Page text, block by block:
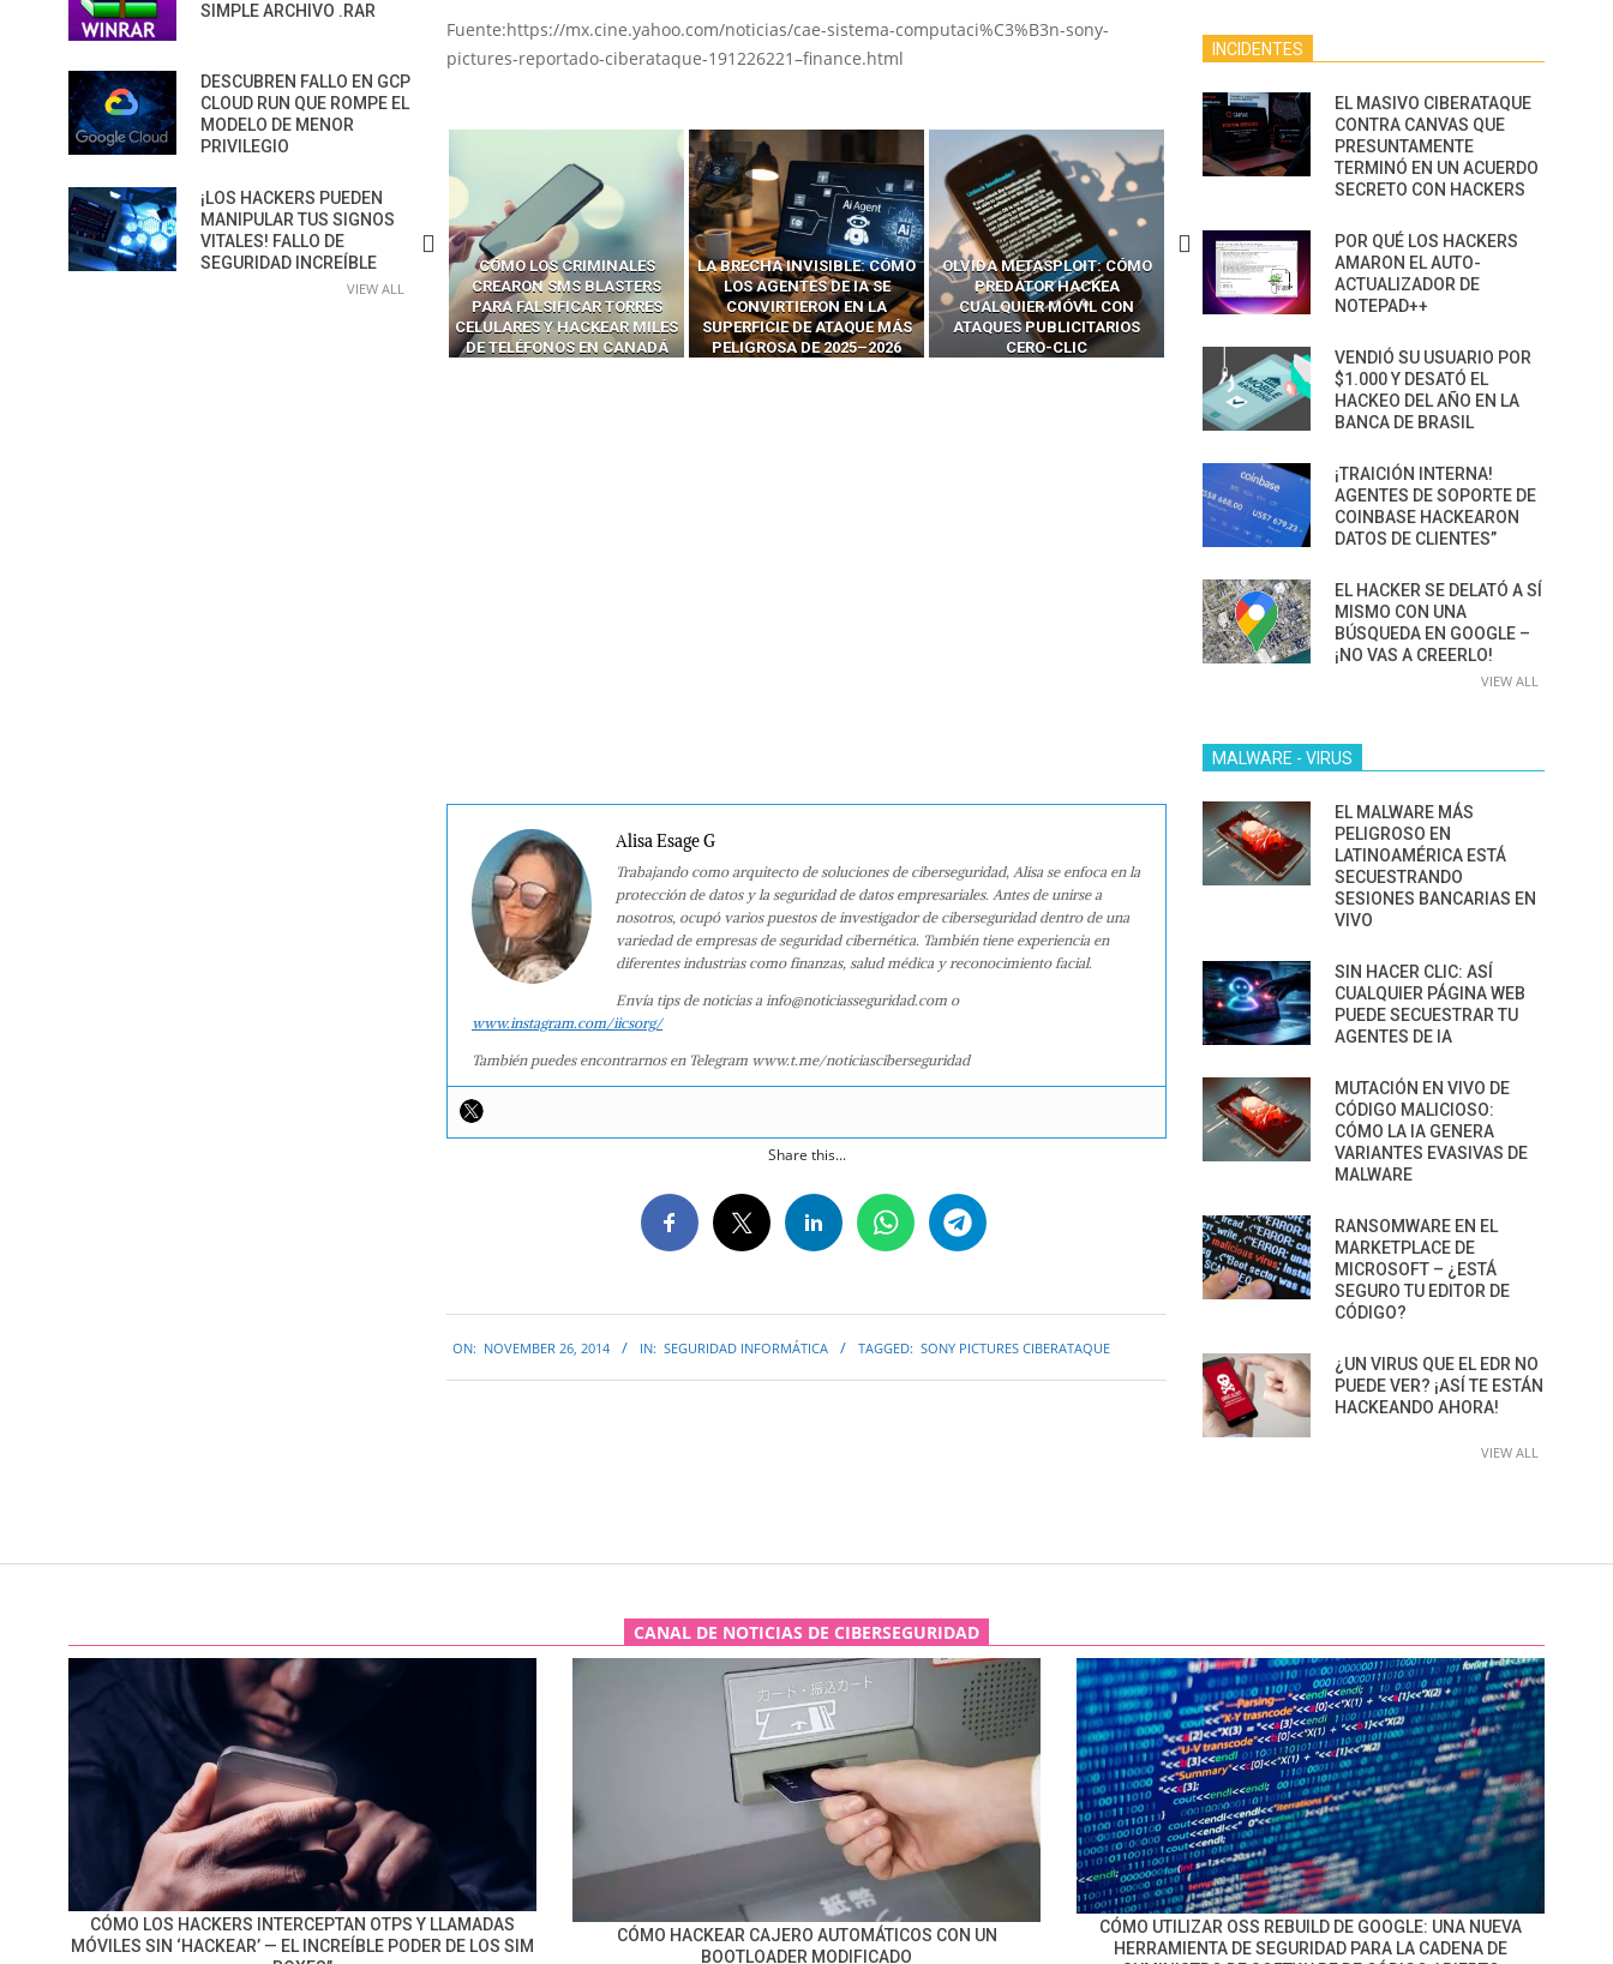
Fuente:https://mx.cine.yahoo.com/noticias/cae-sistema-computaci%C3%B3n-sony-
pictures-reportado-ciberataque-191226221–finance.html
CÓMO LOS HACKERS
CÓMO LAVAR EL CEREBRO A
LOS NAVEGADORES CON IA
CÓMO LOS CRIMINALES
CREARON SMS BLASTERS
PARA FALSIFICAR TORRES
CELULARES Y HACKEAR MILES
DE TELÉFONOS EN CANADÁ
LA BRECHA INVISIBLE: CÓMO
LOS AGENTES DE IA SE
CONVIRTIERON EN LA
SUPERFICIE DE ATAQUE MÁS
PELIGROSA DE 2025–2026
OLVIDA METASPLOIT: CÓMO
PREDATOR HACKEA
CUALQUIER MÓVIL CON
ATAQUES PUBLICITARIOS
CERO-CLIC
CÓMO LOS HACKERS
INTERCEPTAN OTPS Y
LLAMADAS MÓVILES SIN
PODER DE LOS SIM BOXES”
13 TÉCNICAS
RIDÍCULAMENTE
PARA HACKEAR Y
AGÉNTICA
Alisa Esage G
Trabajando como arquitecto de soluciones de ciberseguridad, Alisa se enfoca en la
protección de datos y la seguridad de datos empresariales. Antes de unirse a
nosotros, ocupó varios puestos de investigador de ciberseguridad dentro de una
variedad de empresas de seguridad cibernética. También tiene experiencia en
diferentes industrias como finanzas, salud médica y reconocimiento facial.
Envía tips de noticias a info@noticiasseguridad.com o
www.instagram.com/iicsorg/
También puedes encontrarnos en Telegram www.t.me/noticiasciberseguridad
Share this...
11-
26
ON: NOVEMBER 26, 2014 IN: SEGURIDAD INFORMÁTICA TAGGED: SONY PICTURES CIBERATAQUE
SIMPLE ARCHIVO .RAR
DESCUBREN FALLO EN GCP
CLOUD RUN QUE ROMPE EL
MODELO DE MENOR
PRIVILEGIO
¡LOS HACKERS PUEDEN
MANIPULAR TUS SIGNOS
VITALES! FALLO DE
SEGURIDAD INCREÍBLE
VIEW ALL
INCIDENTES
EL MASIVO CIBERATAQUE
CONTRA CANVAS QUE
PRESUNTAMENTE
TERMINÓ EN UN ACUERDO
SECRETO CON HACKERS
POR QUÉ LOS HACKERS
AMARON EL AUTO-
ACTUALIZADOR DE
NOTEPAD++
VENDIÓ SU USUARIO POR
$1.000 Y DESATÓ EL
HACKEO DEL AÑO EN LA
BANCA DE BRASIL
¡TRAICIÓN INTERNA!
AGENTES DE SOPORTE DE
COINBASE HACKEARON
DATOS DE CLIENTES”
EL HACKER SE DELATÓ A SÍ
MISMO CON UNA
BÚSQUEDA EN GOOGLE –
¡NO VAS A CREERLO!
VIEW ALL
MALWARE - VIRUS
EL MALWARE MÁS
PELIGROSO EN
LATINOAMÉRICA ESTÁ
SECUESTRANDO
SESIONES BANCARIAS EN
VIVO
SIN HACER CLIC: ASÍ
CUALQUIER PÁGINA WEB
PUEDE SECUESTRAR TU
AGENTES DE IA
MUTACIÓN EN VIVO DE
CÓDIGO MALICIOSO:
CÓMO LA IA GENERA
VARIANTES EVASIVAS DE
MALWARE
RANSOMWARE EN EL
MARKETPLACE DE
MICROSOFT – ¿ESTÁ
SEGURO TU EDITOR DE
CÓDIGO?
¿UN VIRUS QUE EL EDR NO
PUEDE VER? ¡ASÍ TE ESTÁN
HACKEANDO AHORA!
VIEW ALL
CANAL DE NOTICIAS DE CIBERSEGURIDAD
CÓMO LOS HACKERS INTERCEPTAN OTPS Y LLAMADAS
MÓVILES SIN ‘HACKEAR’ — EL INCREÍBLE PODER DE LOS SIM
CÓMO HACKEAR CAJERO AUTOMÁTICOS CON UN
BOOTLOADER MODIFICADO
CÓMO UTILIZAR OSS REBUILD DE GOOGLE: UNA NUEVA
HERRAMIENTA DE SEGURIDAD PARA LA CADENA DE